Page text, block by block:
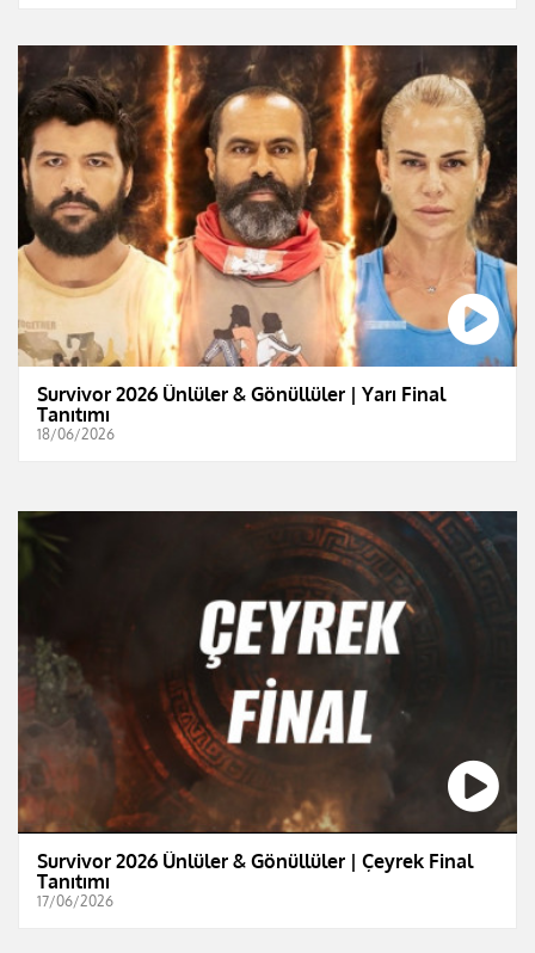
Survivor 2026 Ünlüler & Gönüllüler | Yarı Final
Tanıtımı
18/06/2026
Survivor 2026 Ünlüler & Gönüllüler | Çeyrek Final
Tanıtımı
17/06/2026